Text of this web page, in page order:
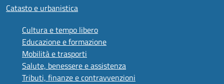
Catasto e urbanistica
Cultura e tempo libero
Educazione e formazione
Mobilità e trasporti
Salute, benessere e assistenza
Tributi, finanze e contravvenzioni